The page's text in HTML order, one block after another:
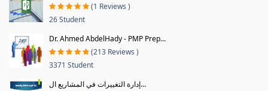
(1 Reviews )
26 Student
Dr. Ahmed AbdelHady - PMP Prep...
(213 Reviews )
3371 Student
إدارة التغييرات في المشاريع ال...